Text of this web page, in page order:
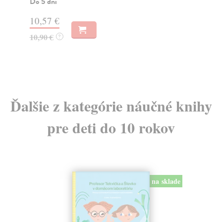
23,40 € ?
Ďalšie z kategórie náučné knihy
pre deti do 10 rokov
na sklade